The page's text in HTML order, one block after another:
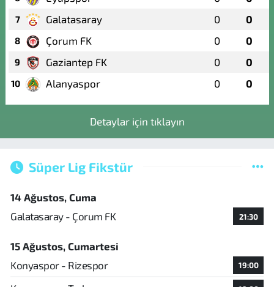
7 Galatasaray 0 0
8 Çorum FK 0 0
9 Gaziantep FK 0 0
10 Alanyaspor 0 0
Detaylar için tıklayın
Süper Lig Fikstür
14 Ağustos, Cuma
Galatasaray - Çorum FK
21:30
15 Ağustos, Cumartesi
Konyaspor - Rizespor
19:00